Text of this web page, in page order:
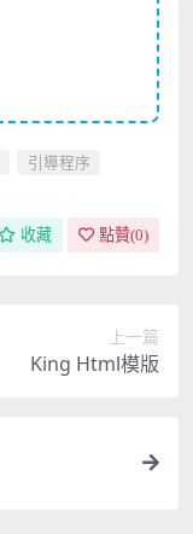
引導程序
收藏 點贊(0)
上一篇
King Html模版